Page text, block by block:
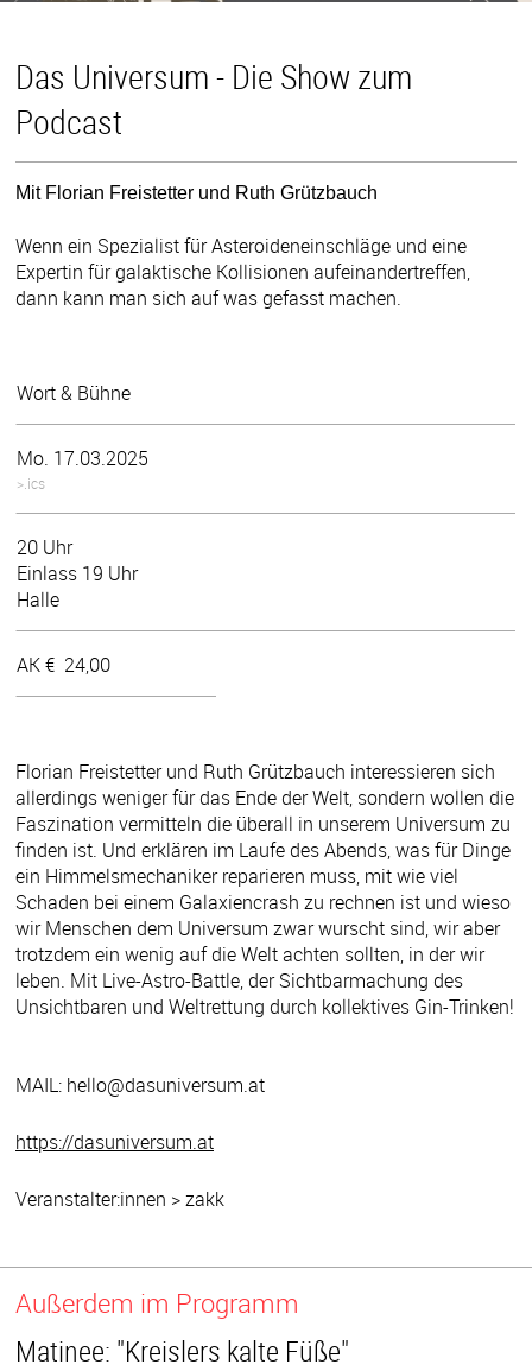
Das Universum - Die Show zum
Podcast
Mit Florian Freistetter und Ruth Grützbauch
Wenn ein Spezialist für Asteroideneinschläge und eine
Expertin für galaktische Kollisionen aufeinandertreffen,
dann kann man sich auf was gefasst machen.
Wort & Bühne
Mo. 17.03.2025
>.ics
20 Uhr
Einlass 19 Uhr
Halle
AK € 24,00
Florian Freistetter und Ruth Grützbauch interessieren sich
allerdings weniger für das Ende der Welt, sondern wollen die
Faszination vermitteln die überall in unserem Universum zu
finden ist. Und erklären im Laufe des Abends, was für Dinge
ein Himmelsmechaniker reparieren muss, mit wie viel
Schaden bei einem Galaxiencrash zu rechnen ist und wieso
wir Menschen dem Universum zwar wurscht sind, wir aber
trotzdem ein wenig auf die Welt achten sollten, in der wir
leben. Mit Live-Astro-Battle, der Sichtbarmachung des
Unsichtbaren und Weltrettung durch kollektives Gin-Trinken!
MAIL: hello@dasuniversum.at
https://dasuniversum.at
Veranstalter:innen > zakk
Außerdem im Programm
Matinee: "Kreislers kalte Füße"